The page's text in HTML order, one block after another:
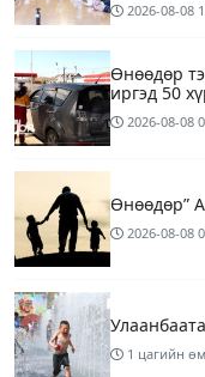
2026-08-08
Өнөөдөр
иргэд 50
2026-08-08
Өнөөдөр”
2026-08-08
1 цагийн